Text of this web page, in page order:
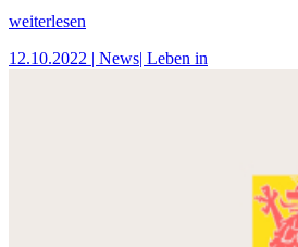
weiterlesen
12.10.2022 | News| Leben in